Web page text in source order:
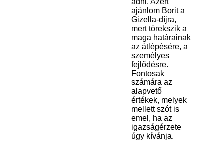
adni. Azért
ajánlom Borit a
Gizella-díjra,
mert törekszik a
maga határainak
az átlépésére, a
személyes
fejlődésre.
Fontosak
számára az
alapvető
értékek, melyek
mellett szót is
emel, ha az
igazságérzete
úgy kívánja.